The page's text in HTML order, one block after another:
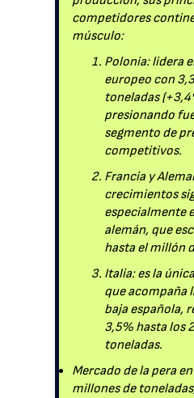
competidores
músculo:
Polonia: lidera
europeo con
toneladas
presionando
segmento de
competitivos.
Francia y
crecimientos
especialmente
alemán, que
hasta el millón
Italia: es la
que acompaña
baja española,
3,5% hasta los
toneladas.
Mercado de la pera en
millones de